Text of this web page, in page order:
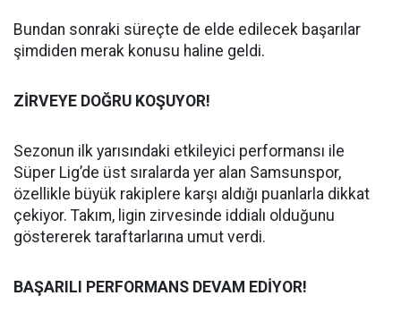
Bundan sonraki süreçte de elde edilecek başarılar
şimdiden merak konusu haline geldi.
ZİRVEYE DOĞRU KOŞUYOR!
Sezonun ilk yarısındaki etkileyici performansı ile
Süper Lig’de üst sıralarda yer alan Samsunspor,
özellikle büyük rakiplere karşı aldığı puanlarla dikkat
çekiyor. Takım, ligin zirvesinde iddialı olduğunu
göstererek taraftarlarına umut verdi.
BAŞARILI PERFORMANS DEVAM EDİYOR!